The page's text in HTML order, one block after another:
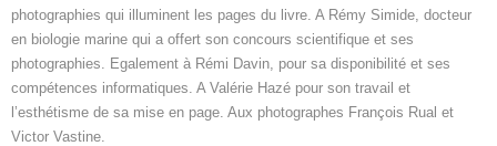
photographies qui illuminent les pages du livre. A Rémy Simide, docteur
en biologie marine qui a offert son concours scientifique et ses
photographies. Egalement à Rémi Davin, pour sa disponibilité et ses
compétences informatiques. A Valérie Hazé pour son travail et
l’esthétisme de sa mise en page. Aux photographes François Rual et
Victor Vastine.